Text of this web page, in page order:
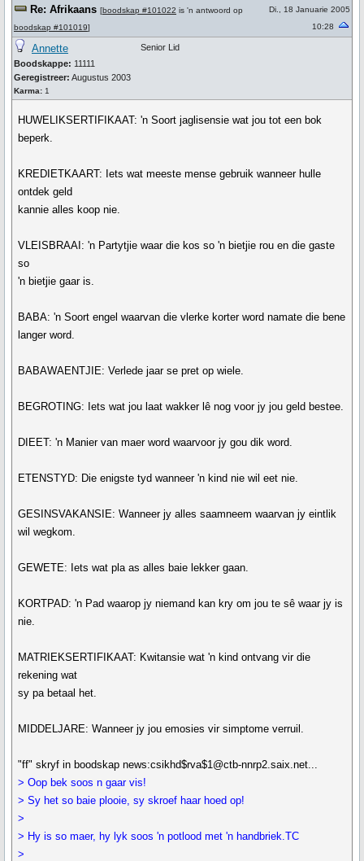
Re: Afrikaans [boodskap #101022 is 'n antwoord op
boodskap #101019]
Di., 18 Januarie 2005
10:28
Annette
Boodskappe: 11111
Geregistreer: Augustus 2003
Karma: 1
Senior Lid
HUWELIKSERTIFIKAAT: 'n Soort jaglisensie wat jou tot een bok
beperk.
KREDIETKAART: Iets wat meeste mense gebruik wanneer hulle
ontdek geld
kannie alles koop nie.
VLEISBRAAI: 'n Partytjie waar die kos so 'n bietjie rou en die gaste
so
'n bietjie gaar is.
BABA: 'n Soort engel waarvan die vlerke korter word namate die bene
langer word.
BABAWAENTJIE: Verlede jaar se pret op wiele.
BEGROTING: Iets wat jou laat wakker lê nog voor jy jou geld bestee.
DIEET: 'n Manier van maer word waarvoor jy gou dik word.
ETENSTYD: Die enigste tyd wanneer 'n kind nie wil eet nie.
GESINSVAKANSIE: Wanneer jy alles saamneem waarvan jy eintlik
wil wegkom.
GEWETE: Iets wat pla as alles baie lekker gaan.
KORTPAD: 'n Pad waarop jy niemand kan kry om jou te sê waar jy is
nie.
MATRIEKSERTIFIKAAT: Kwitansie wat 'n kind ontvang vir die
rekening wat
sy pa betaal het.
MIDDELJARE: Wanneer jy jou emosies vir simptome verruil.
"ff" skryf in boodskap news:csikhd$rva$1@ctb-nnrp2.saix.net...
> Oop bek soos n gaar vis!
> Sy het so baie plooie, sy skroef haar hoed op!
>
> Hy is so maer, hy lyk soos 'n potlood met 'n handbriek.TC
>